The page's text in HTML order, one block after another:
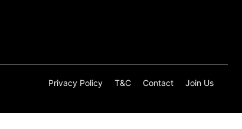
Privacy Policy T&C Contact Join Us